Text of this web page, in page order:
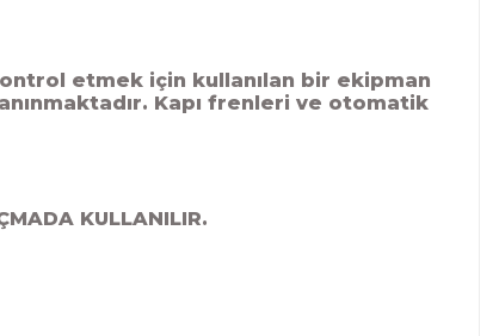
etmek için kullanılan bir ekipman
Kapı frenleri ve otomatik
KULLANILIR.